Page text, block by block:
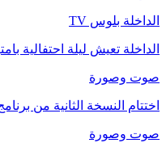
الداخلة بلوس TV
الداخلة تعيش ليلة احتفالية
صوت وصورة
اختتام النسخة الثانية من
صوت وصورة